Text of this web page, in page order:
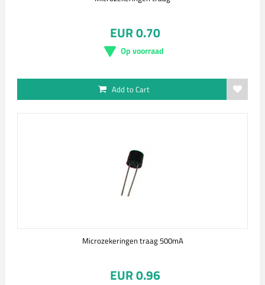
EUR 0.70
Op voorraad
Add to Cart
Microzekeringen traag 500mA
EUR 0.96